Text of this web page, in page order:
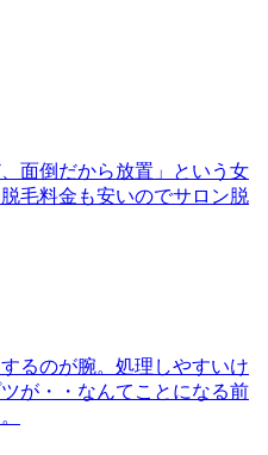
面倒だから放置」という女
毛料金も安いのでサロン脱
るのが腕。処理しやすいけ
が・・なんてことになる前